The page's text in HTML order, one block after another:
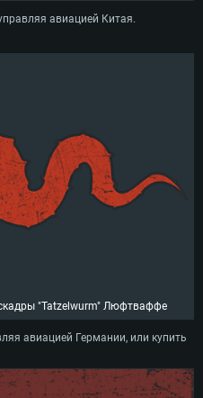
авиацией Китая.
"Tatzelwurm" Люфтваффе
авиацией Германии, или купить